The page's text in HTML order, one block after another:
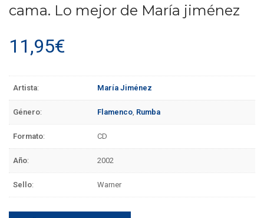
cama. Lo mejor de María jiménez
11,95€
Artista: María Jiménez
Género: Flamenco, Rumba
Formato: CD
Año: 2002
Sello: Warner